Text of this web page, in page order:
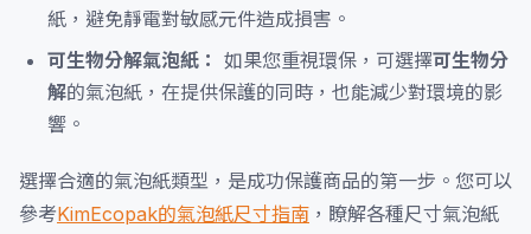
紙，避免靜電對敏感元件造成損害。
可生物分解氣泡紙： 如果您重視環保，可選擇可生物分
解的氣泡紙，在提供保護的同時，也能減少對環境的影
響。
選擇合適的氣泡紙類型，是成功保護商品的第一步。您可以
參考KimEcopak的氣泡紙尺寸指南 ，瞭解各種尺寸氣泡紙